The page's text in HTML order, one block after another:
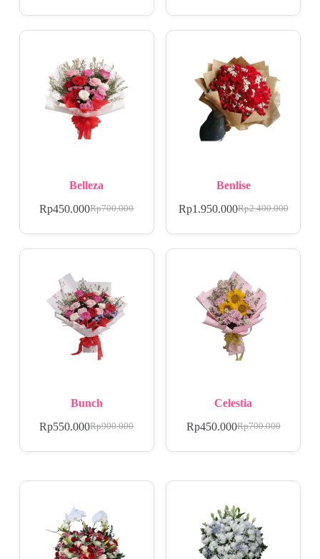
Belleza
Rp700.000
Rp450.000
Benlise
Rp2.400.000
Rp1.950.000
Bunch
Rp900.000
Rp550.000
Celestia
Rp700.000
Rp450.000